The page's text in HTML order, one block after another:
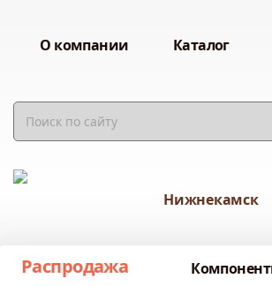
О компании Каталог
Нижнекамск
Распродажа